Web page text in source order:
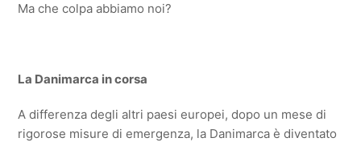
Ma che colpa abbiamo noi?
La Danimarca in corsa
A differenza degli altri paesi europei, dopo un mese di
rigorose misure di emergenza, la Danimarca è diventato